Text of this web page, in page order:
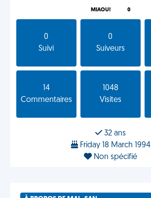
MIAOU! 0
0
Suivi
0
Suiveurs
14
Commentaires
1048
Visites
32 ans
Friday 18 March 1994
Non spécifié